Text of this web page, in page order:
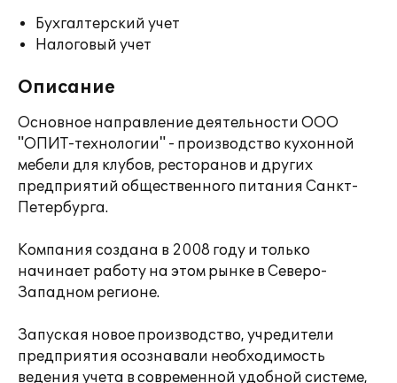
Бухгалтерский учет
Налоговый учет
Описание
Основное направление деятельности ООО
"ОПИТ-технологии" - производство кухонной
мебели для клубов, ресторанов и других
предприятий общественного питания Санкт-
Петербурга.
Компания создана в 2008 году и только
начинает работу на этом рынке в Северо-
Западном регионе.
Запуская новое производство, учредители
предприятия осознавали необходимость
ведения учета в современной удобной системе,